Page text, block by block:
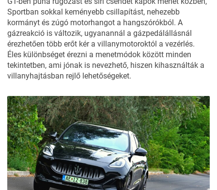
Sportban sokkal keményebb csillapítást, nehezebb
kormányt és zúgó motorhangot a hangszórókból. A
gázreakció is változik, ugyanannál a gázpedálállásnál
érezhetően több erőt kér a villanymotoroktól a vezérlés.
Éles különbséget érezni a menetmódok között minden
tekintetben, ami jónak is nevezhető, hiszen kihasználták a
villanyhajtásban rejlő lehetőségeket.